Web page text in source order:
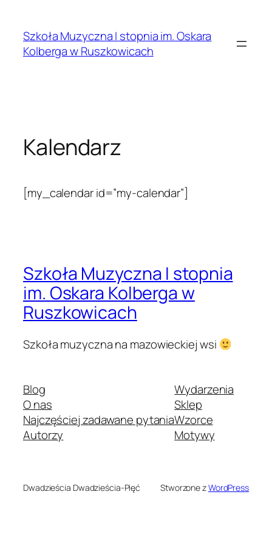
treściSzkoła Muzyczna I stopnia im. Oskara
Kolberga w Ruszkowicach
Kalendarz
[my_calendar id=”my-calendar”]
Szkoła Muzyczna I stopnia
im. Oskara Kolberga w
Ruszkowicach
Szkoła muzyczna na mazowieckiej wsi
Blog
O nas
Najczęściej zadawane pytania
Autorzy
Wydarzenia
Sklep
Wzorce
Motywy
Dwadzieścia Dwadzieścia-Pięć Stworzone zWordPress